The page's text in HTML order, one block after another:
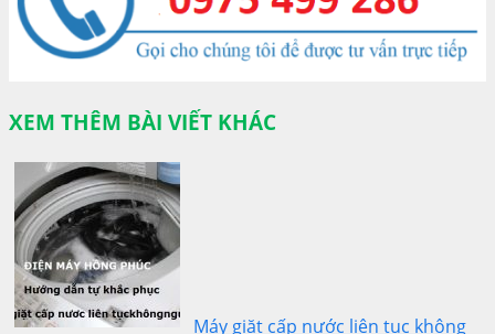
XEM THÊM BÀI VIẾT KHÁC
Máy giặt cấp nước liên tục không